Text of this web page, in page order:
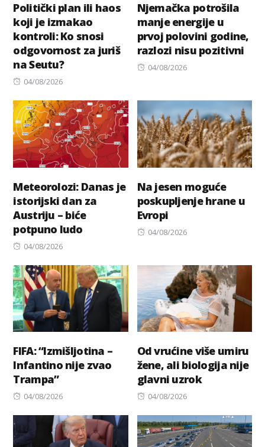
Politički plan ili haos
koji je izmakao
kontroli: Ko snosi
odgovornost za juriš
na Seutu?
Posted
04/08/2026
Njemačka potrošila
manje energije u
prvoj polovini godine,
razlozi nisu pozitivni
Posted
04/08/2026
Meteorolozi: Danas je
istorijski dan za
Austriju – biće
potpuno ludo
Posted
04/08/2026
Na jesen moguće
poskupljenje hrane u
Evropi
Posted
04/08/2026
FIFA: “Izmišljotina –
Infantino nije zvao
Trampa”
Posted
04/08/2026
Od vrućine više umiru
žene, ali biologija nije
glavni uzrok
Posted
04/08/2026